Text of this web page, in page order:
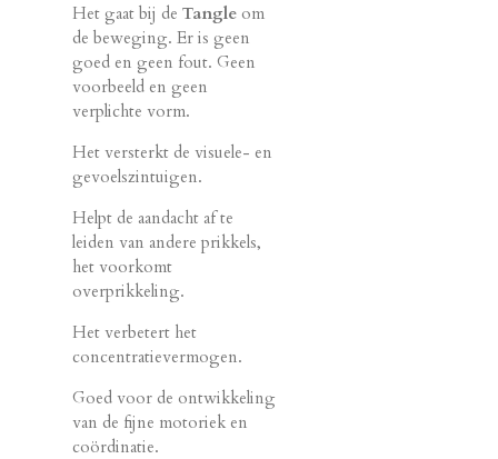
Het gaat bij de Tangle om
de beweging. Er is geen
goed en geen fout. Geen
voorbeeld en geen
verplichte vorm.
Het versterkt de visuele- en
gevoelszintuigen.
Helpt de aandacht af te
leiden van andere prikkels,
het voorkomt
overprikkeling.
Het verbetert het
concentratievermogen.
Goed voor de ontwikkeling
van de fijne motoriek en
coördinatie.